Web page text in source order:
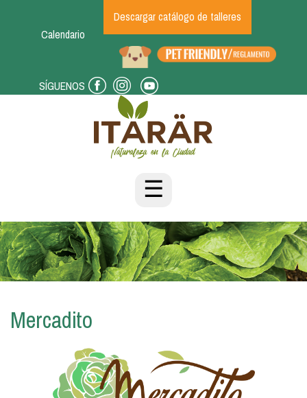
Calendario
Descargar catálogo de talleres
SÍGUENOS
☰
Mercadito